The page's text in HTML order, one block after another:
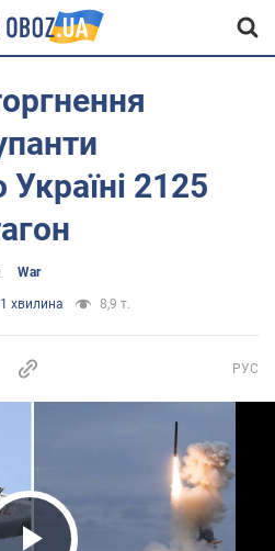
2125
War
1 хвилина 8,9 т.
РУС